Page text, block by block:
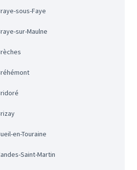
Braye-sous-Faye
Braye-sur-Maulne
Brèches
Bréhémont
Bridoré
Brizay
Bueil-en-Touraine
Candes-Saint-Martin